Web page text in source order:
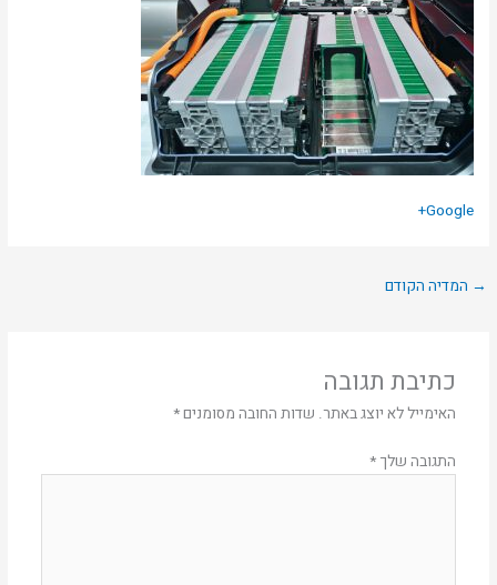
Google+
→ המדיה הקודם
כתיבת תגובה
האימייל לא יוצג באתר. שדות החובה מסומנים*
התגובה שלך *